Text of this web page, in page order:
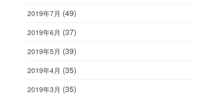
2019年7月 (49)
2019年6月 (37)
2019年5月 (39)
2019年4月 (35)
2019年3月 (35)